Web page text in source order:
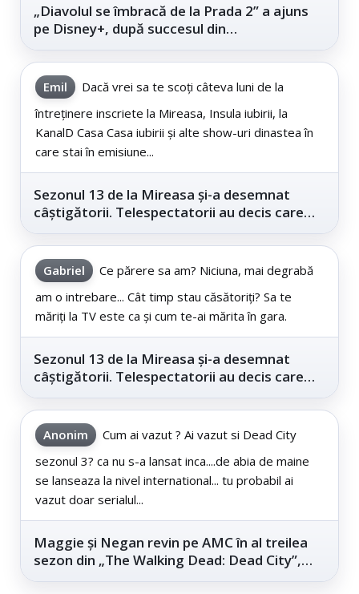
„Diavolul se îmbracă de la Prada 2” a ajuns
pe Disney+, după succesul din
Emil
Dacă vrei sa te scoți câteva luni de la
întreținere inscriete la Mireasa, Insula iubirii, la
KanalD Casa Casa iubirii și alte show-uri dinastea în
care stai în emisiune...
Sezonul 13 de la Mireasa și-a desemnat
câștigătorii. Telespectatorii au decis care
Gabriel
Ce părere sa am? Niciuna, mai degrabă
am o intrebare... Cât timp stau căsătoriți? Sa te
măriți la TV este ca și cum te-ai mărita în gara.
Sezonul 13 de la Mireasa și-a desemnat
câștigătorii. Telespectatorii au decis care
Anonim
Cum ai vazut ? Ai vazut si Dead City
sezonul 3? ca nu s-a lansat inca....de abia de maine
se lanseaza la nivel international... tu probabil ai
vazut doar serialul...
Maggie și Negan revin pe AMC în al treilea
sezon din „The Walking Dead: Dead City”,